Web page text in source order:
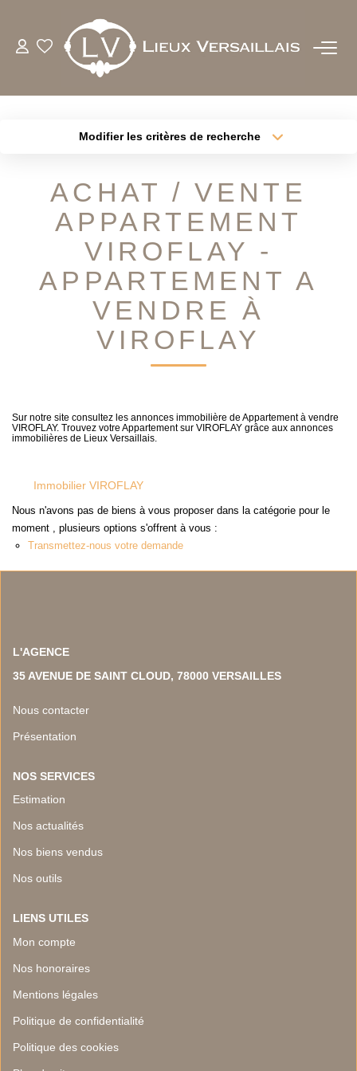
LOUER
BIENS VENDUS
NOTRE AGENCE
QUI SOMMES-NOUS
NOTRE EQUIPE
NOS TEMOIGNAGES
CONTACT
Modifier les critères de recherche
Sélectionnez...
Type de bien
Surface min
Plus de critères
Créer une alerte
ACHAT / VENTE
APPARTEMENT
VIROFLAY -
APPARTEMENT A
VENDRE À
VIROFLAY
Sur notre site consultez les annonces immobilière de Appartement à vendre
VIROFLAY. Trouvez votre Appartement sur VIROFLAY grâce aux annonces
immobilières de Lieux Versaillais.
Immobilier VIROFLAY
Nous n'avons pas de biens à vous proposer dans la catégorie pour le
moment , plusieurs options s'offrent à vous :
Transmettez-nous votre demande
L'AGENCE
35 AVENUE DE SAINT CLOUD, 78000 VERSAILLES
Nous contacter
Présentation
NOS SERVICES
Estimation
Nos actualités
Nos biens vendus
Nos outils
LIENS UTILES
Mon compte
Nos honoraires
Mentions légales
Politique de confidentialité
Politique des cookies